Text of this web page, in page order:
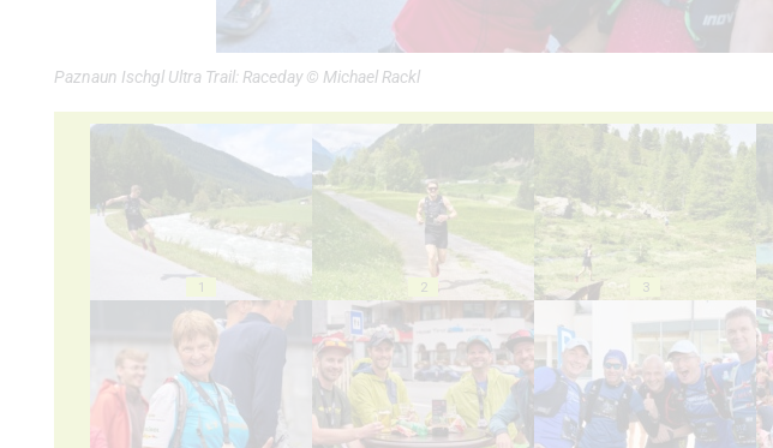
Paznaun Ischgl Ultra Trail: Raceday © Michael Rackl
1 2 3